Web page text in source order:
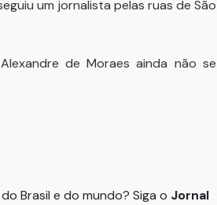
um jornalista pelas ruas de São
de Moraes ainda não se
Brasil e do mundo? Siga o Jornal